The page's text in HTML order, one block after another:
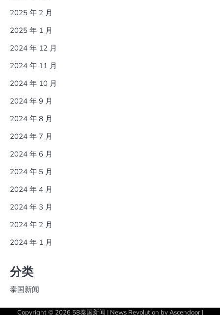
2025 年 2 月
2025 年 1 月
2024 年 12 月
2024 年 11 月
2024 年 10 月
2024 年 9 月
2024 年 8 月
2024 年 7 月
2024 年 6 月
2024 年 5 月
2024 年 4 月
2024 年 3 月
2024 年 2 月
2024 年 1 月
分类
泰国新闻
Copyright © 2026 58泰国新闻 | News Revolution by Ascendoor|